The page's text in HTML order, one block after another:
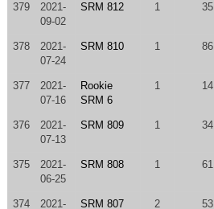
379
2021-
09-02
SRM 812 1 35
378
2021-
07-24
SRM 810 1 86
377
2021-
07-16
Rookie
SRM 6
1 14
376
2021-
07-13
SRM 809 1 34
375
2021-
06-25
SRM 808 1 61
374 2021- SRM 807 2 53